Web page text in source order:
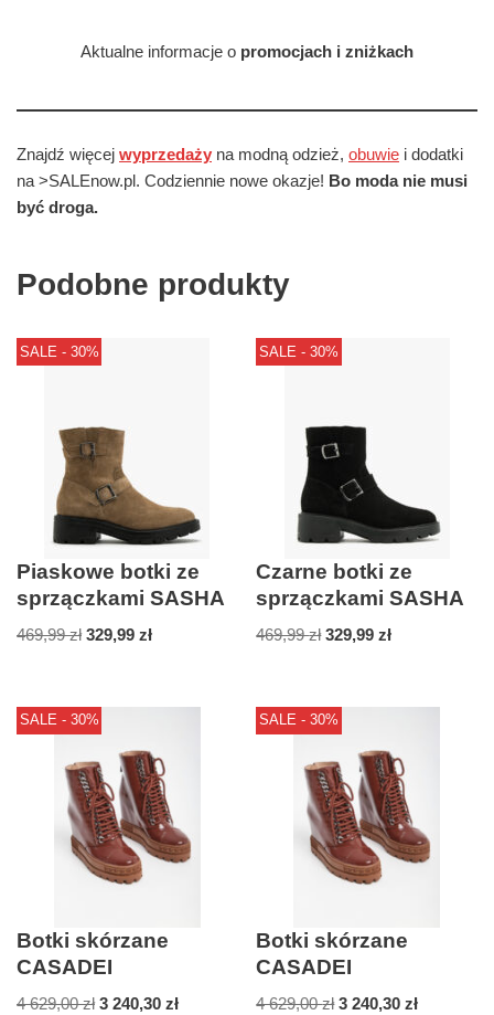
Aktualne informacje o promocjach i zniżkach
Znajdź więcej wyprzedaży na modną odzież, obuwie i dodatki
na >SALEnow.pl. Codziennie nowe okazje! Bo moda nie musi
być droga.
Podobne produkty
SALE - 30%
Piaskowe botki ze
sprzączkami SASHA
469,99zł 329,99 zł
SALE - 30%
Czarne botki ze
sprzączkami SASHA
469,99zł 329,99zł
SALE - 30%
Botki skórzane
CASADEI
4 629,00zł 3 240,30 zł
SALE - 30%
Botki skórzane
CASADEI
4 629,00zł 3 240,30zł